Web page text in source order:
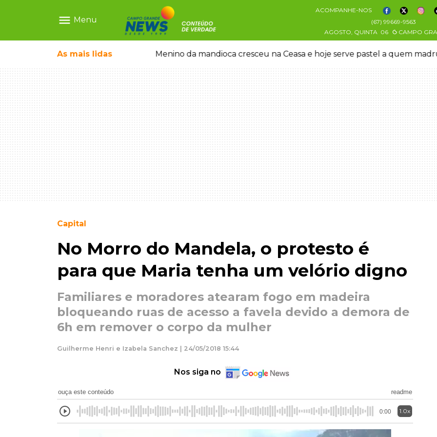
menu Menu
ACOMPANHE-NOS
(67) 99669-9563
AGOSTO, QUINTA 06 CAMPO
As mais lidas
falso e prende pai e filho Menino da mandioca cresceu na Ceasa e hoje serve pastel a quem
Capital
No Morro do Mandela, o protesto é
para que Maria tenha um velório digno
Familiares e moradores atearam fogo em madeira
bloqueando ruas de acesso a favela devido a demora de
6h em remover o corpo da mulher
Guilherme Henri e Izabela Sanchez | 24/05/2018 15:44
Nos siga no
ouça este conteúdo readme
0:00 1.0x